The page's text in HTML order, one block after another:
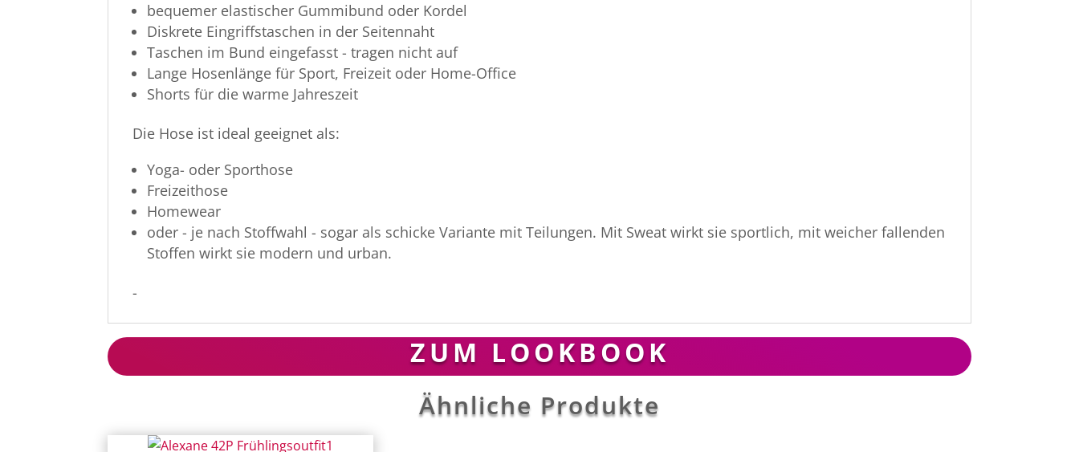
bequemer elastischer Gummibund oder Kordel
Diskrete Eingriffstaschen in der Seitennaht
Taschen im Bund eingefasst - tragen nicht auf
Lange Hosenlänge für Sport, Freizeit oder Home-Office
Shorts für die warme Jahreszeit
Die Hose ist ideal geeignet als:
Yoga- oder Sporthose
Freizeithose
Homewear
oder - je nach Stoffwahl - sogar als schicke Variante mit Teilungen. Mit Sweat wirkt sie sportlich, mit weicher fallenden
Stoffen wirkt sie modern und urban.
-
ZUM LOOKBOOK
Ähnliche Produkte